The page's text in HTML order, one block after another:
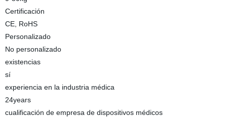
Certificación
CE, RoHS
Personalizado
No personalizado
existencias
sí
experiencia en la industria médica
24years
cualificación de empresa de dispositivos médicos